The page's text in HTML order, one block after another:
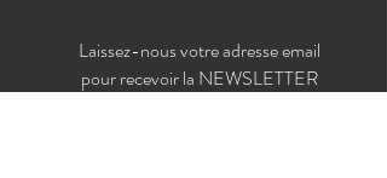
Laissez-nous votre adresse email
pour recevoir la NEWSLETTER